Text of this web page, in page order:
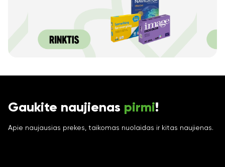
Gaukite naujienas pirmi!
Apie naujausias prekes, taikomas nuolaidas ir kitas naujienas.